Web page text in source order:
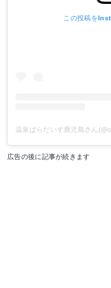
この投稿を
広告の後に記事が続きます